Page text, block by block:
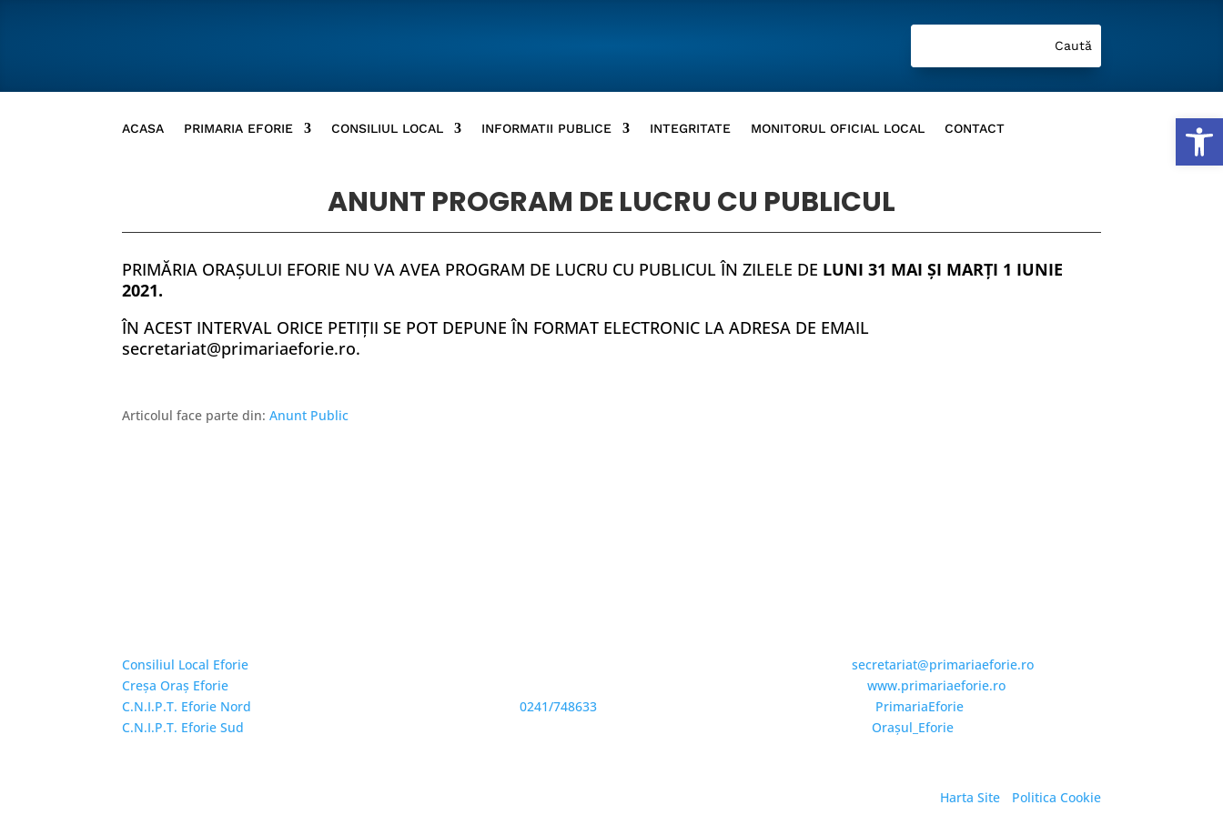
ACASA PRIMARIA EFORIE CONSILIUL LOCAL INFORMATII PUBLICE INTEGRITATE MONITORUL OFICIAL LOCAL CONTACT
ANUNT PROGRAM DE LUCRU CU PUBLICUL
PRIMĂRIA ORAŞULUI EFORIE NU VA AVEA PROGRAM DE LUCRU CU PUBLICUL ÎN ZILELE DE LUNI 31 MAI ŞI MARŢI 1 IUNIE
2021.
ÎN ACEST INTERVAL ORICE PETIŢII SE POT DEPUNE ÎN FORMAT ELECTRONIC LA ADRESA DE EMAIL
secretariat@primariaeforie.ro.
Articolul face parte din:Anunt Public
Consiliul Local Eforie
Creșa Oraș Eforie
C.N.I.P.T. Eforie Nord
C.N.I.P.T. Eforie Sud
0241/748633
secretariat@primariaeforie.ro
www.primariaeforie.ro
PrimariaEforie
Oraşul_Eforie
Harta Site/ Politica Cookie